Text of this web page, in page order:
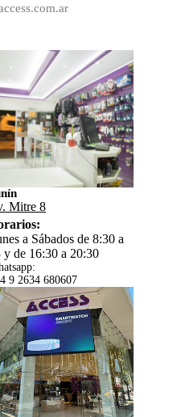
Mitre 8
a Sábados de 8:30 a
y de 16:30 a 20:30
9 2634 680607